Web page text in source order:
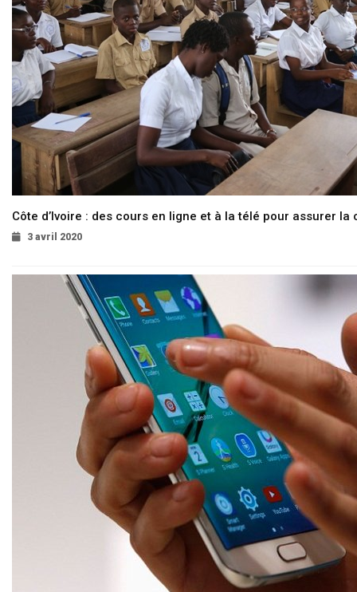
Côte d’Ivoire : des cours en ligne et à la télé pour assurer la
3 avril 2020